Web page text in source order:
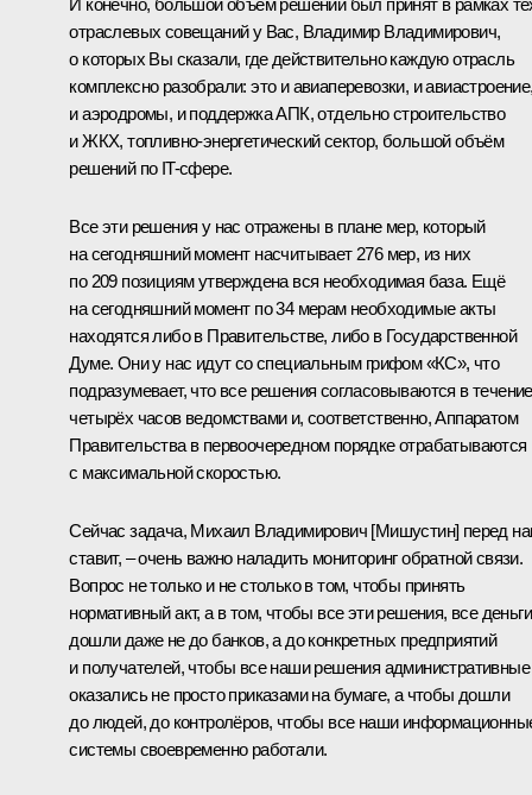
отраслевых совещаний у Вас, Владимир Владимирович,
о которых Вы сказали, где действительно каждую отрасль
комплексно разобрали: это и авиаперевозки, и
и аэродромы, и поддержка АПК, отдельно строительство
и ЖКХ, топливно-энергетический сектор, большой объём
решений по IT-сфере.
Все эти решения у нас отражены в плане мер, который
на сегодняшний момент насчитывает 276 мер, из них
по 209 позициям утверждена вся необходимая база. Ещё
на сегодняшний момент по 34 мерам необходимые акты
находятся либо в Правительстве, либо в Государственной
Думе. Они у нас идут со специальным грифом «КС», что
подразумевает, что все решения согласовываются в течение
четырёх часов ведомствами и, соответственно, Аппаратом
Правительства в первоочередном порядке отрабатываются
с максимальной скоростью.
Сейчас задача, Михаил Владимирович [Мишустин] перед
ставит, – очень важно наладить мониторинг обратной связи.
Вопрос не только и не столько в том, чтобы принять
нормативный акт, а в том, чтобы все эти решения, все деньги
дошли даже не до банков, а до конкретных предприятий
и получателей, чтобы все наши решения административные
оказались не просто приказами на бумаге, а чтобы дошли
до людей, до контролёров, чтобы все наши
системы своевременно работали.